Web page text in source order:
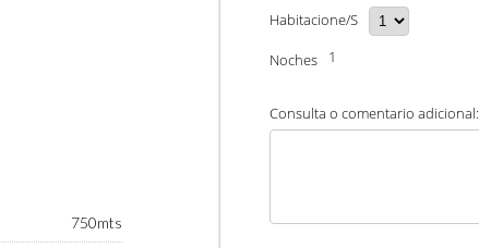
750mts
Habitacione/s
Noches 1
Consulta o comentario adicional: